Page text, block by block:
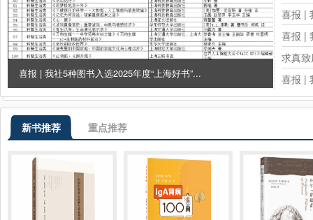
喜报 | 我社5种图书入选2025年度“上海好书”... 喜报 |
喜报 |
喜报 |
求真
喜报 |
新书推荐 重点推荐